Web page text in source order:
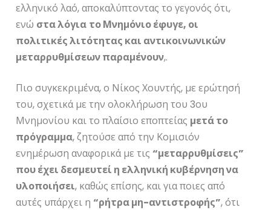
ελληνικό λαό, αποκαλύπτοντας το γεγονός ότι,
ενώ στα λόγια το Μνημόνιο έφυγε, οι
πολιτικές λιτότητας και αντικοινωνικών
μεταρρυθμίσεων παραμένουν,.
Πιο συγκεκριμένα, ο Νίκος Χουντής, με ερώτησή
του, σχετικά με την ολοκλήρωση του 3ου
Μνημονίου και το πλαίσιο εποπτείας μετά το
πρόγραμμα, ζητούσε από την Κομισιόν
ενημέρωση αναφορικά με τις “μεταρρυθμίσεις”
που έχει δεσμευτεί η ελληνική κυβέρνηση να
υλοποιήσει, καθώς επίσης, και για ποιες από
αυτές υπάρχει η “ρήτρα μη-αντιστροφής”, ότι